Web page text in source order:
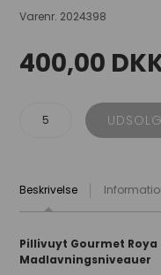
Varenr. 2024398
400,00
Beskrivelse
Pillivuyt Gourmet
Madlavningsniveauer